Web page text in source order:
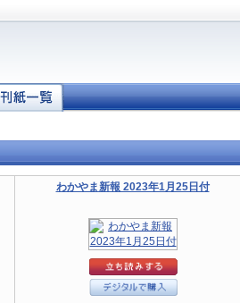
わかやま新報 2023年1月25日付